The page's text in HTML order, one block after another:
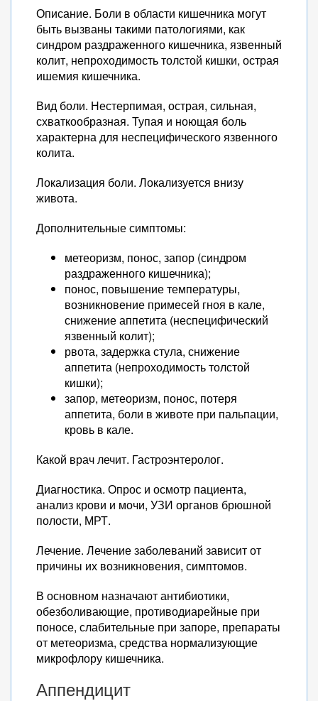
Описание. Боли в области кишечника могут
быть вызваны такими патологиями, как
синдром раздраженного кишечника, язвенный
колит, непроходимость толстой кишки, острая
ишемия кишечника.
Вид боли. Нестерпимая, острая, сильная,
схваткообразная. Тупая и ноющая боль
характерна для неспецифического язвенного
колита.
Локализация боли. Локализуется внизу
живота.
Дополнительные симптомы:
метеоризм, понос, запор (синдром
раздраженного кишечника);
понос, повышение температуры,
возникновение примесей гноя в кале,
снижение аппетита (неспецифический
язвенный колит);
рвота, задержка стула, снижение
аппетита (непроходимость толстой
кишки);
запор, метеоризм, понос, потеря
аппетита, боли в животе при пальпации,
кровь в кале.
Какой врач лечит. Гастроэнтеролог.
Диагностика. Опрос и осмотр пациента,
анализ крови и мочи, УЗИ органов брюшной
полости, МРТ.
Лечение. Лечение заболеваний зависит от
причины их возникновения, симптомов.
В основном назначают антибиотики,
обезболивающие, противодиарейные при
поносе, слабительные при запоре, препараты
от метеоризма, средства нормализующие
микрофлору кишечника.
Аппендицит